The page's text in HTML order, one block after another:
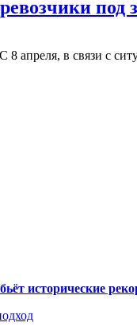
под
апреля, в связи с
исторические